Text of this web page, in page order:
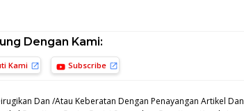
Dengan Kami:
Kami Subscribe
Dan /Atau Keberatan Dengan Penayangan Artikel Dan